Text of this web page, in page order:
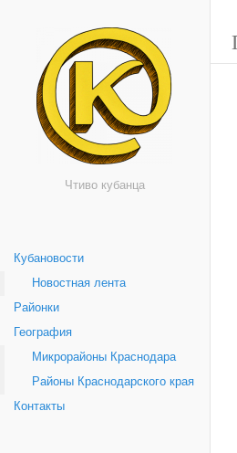
Чтиво кубанца
Кубановости
Новостная лента
Районки
География
Микрорайоны Краснодара
Районы Краснодарского края
Контакты